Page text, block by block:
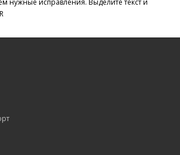
нужные исправления. Выделите текст и